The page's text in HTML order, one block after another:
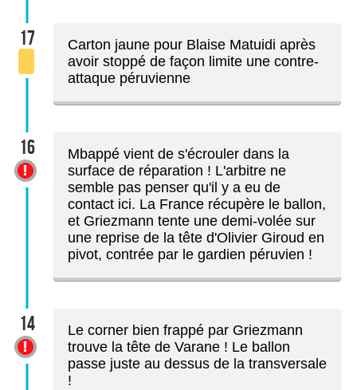
17
Carton jaune pour Blaise Matuidi après
avoir stoppé de façon limite une contre-
attaque péruvienne
16
Mbappé vient de s'écrouler dans la
surface de réparation ! L'arbitre ne
semble pas penser qu'il y a eu de
contact ici. La France récupère le ballon,
et Griezmann tente une demi-volée sur
une reprise de la tête d'Olivier Giroud en
pivot, contrée par le gardien péruvien !
14
Le corner bien frappé par Griezmann
trouve la tête de Varane ! Le ballon
passe juste au dessus de la transversale
!